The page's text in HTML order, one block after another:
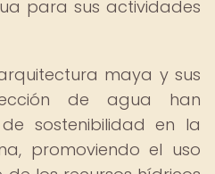
para sus actividades
maya y sus
de agua han
sostenibilidad en la
promoviendo el uso